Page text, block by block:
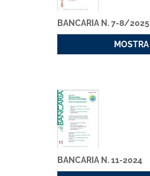
BANCARIA N. 7-8/2025
MOSTRA
BANCARIA N. 11-2024